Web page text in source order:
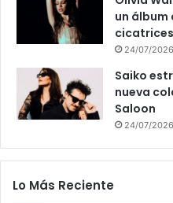
un
24/07/2026
Saiko
nueva
Saloon
24/07/2026
Lo Más Reciente